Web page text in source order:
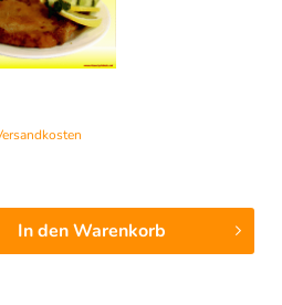
In denWarenkorb